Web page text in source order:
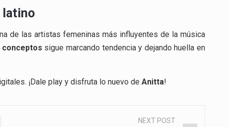
latino
de las artistas femeninas más influyentes de la música
sigue marcando tendencia y dejando huella en
¡Dale play y disfruta lo nuevo deAnitta!
NEXT POST